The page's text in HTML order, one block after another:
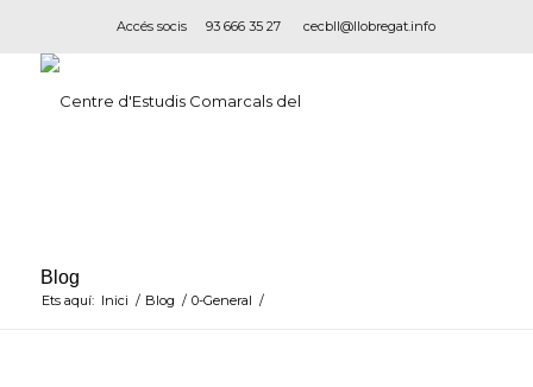
Accés socis 93 666 35 27 cecbll@llobregat.info
Blog
Ets aquí: Inici / Blog / 0-General /